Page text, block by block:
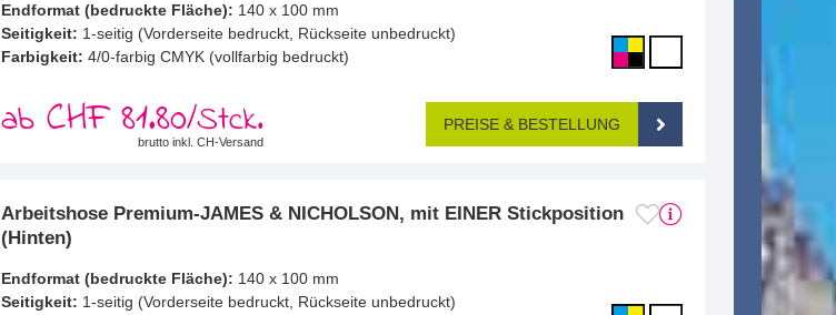
Endformat (bedruckte Fläche): 140 x 100 mm
Seitigkeit: 1-seitig (Vorderseite bedruckt, Rückseite unbedruckt)
Farbigkeit: 4/0-farbig CMYK (vollfarbig bedruckt)
ab CHF 81.80/Stck.
brutto inkl. CH-Versand
PREISE & BESTELLUNG
Arbeitshose Premium-JAMES & NICHOLSON, mit EINER Stickposition
(Hinten)
Endformat (bedruckte Fläche): 140 x 100 mm
Seitigkeit: 1-seitig (Vorderseite bedruckt, Rückseite unbedruckt)